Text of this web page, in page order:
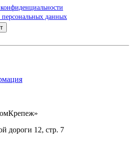
персональных данных
дороги 12, стр. 7